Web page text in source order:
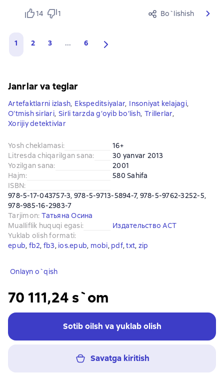
14 1 Bo`lishish
1 2 3 ... 6
Janrlar va teglar
Artefaktlarni izlash, Ekspeditsiyalar, Insoniyat kelajagi,
O‘tmish sirlari, Sirli tarzda g‘oyib bo‘lish, Trillerlar,
Xorijiy detektivlar
Yosh cheklamasi:
16+
Litresda chiqarilgan sana:
30 yanvar 2013
Yozilgan sana:
2001
Hajm:
580 Sahifa
ISBN:
978-5-17-043757-3, 978-5-9713-5894-7, 978-5-9762-3252-5,
978-985-16-2983-7
Tarjimon: Татьяна Осина
Mualliflik huquqi egasi:
Издательство АСТ
Yuklab olish formati:
epub, fb2, fb3, ios.epub, mobi, pdf, txt, zip
Onlayn o`qish
70 111,24 s`om
Sotib oilsh va yuklab olish
Savatga kiritish